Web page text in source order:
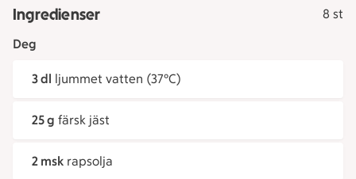
Ingredienser
8 st
Deg
3 dl ljummet vatten (37°C)
25 g färsk jäst
2 msk rapsolja